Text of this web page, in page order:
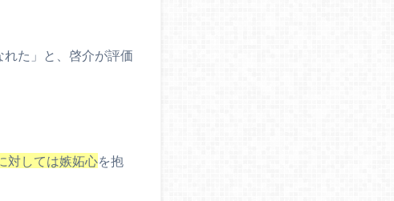
れた」と、啓介が評価
対しては嫉妬心を抱